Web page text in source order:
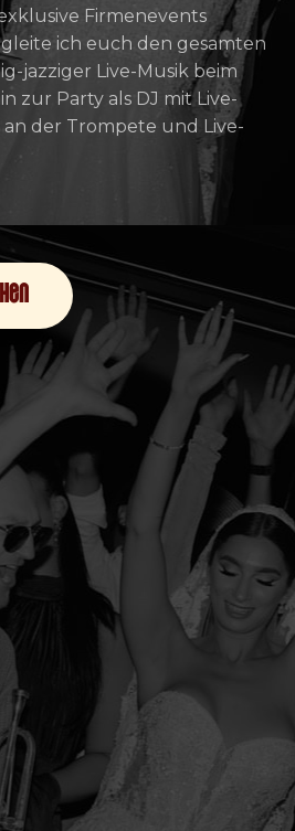
Firmenevents
ich euch den gesamten
jazziger Live-Musik beim
zur Party als DJ mit Live-
der Trompete und Live-